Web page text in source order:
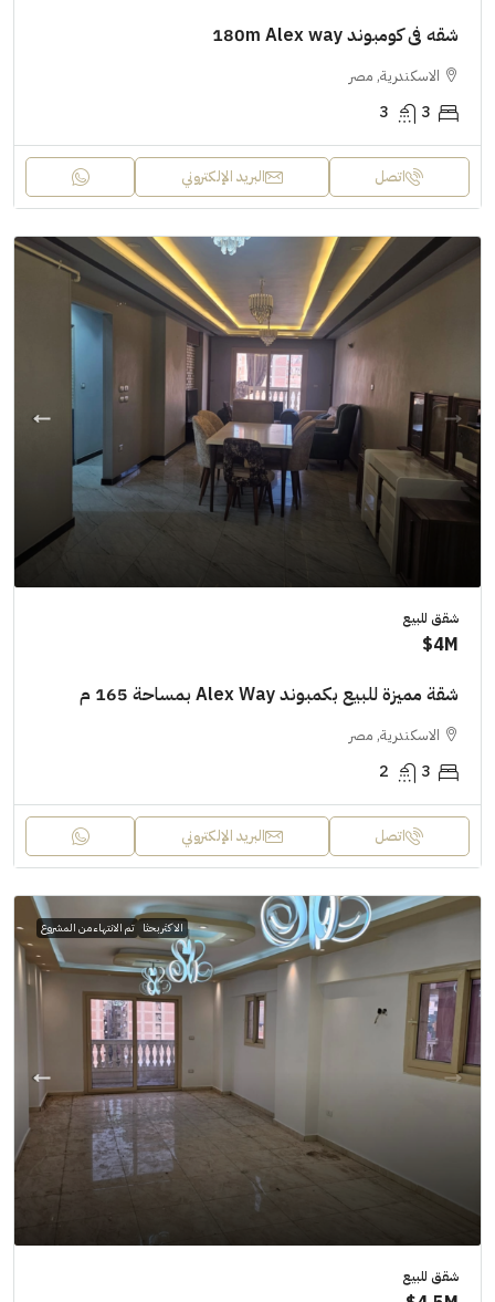
شقه فى كومبوند 180m Alex way
الاسكندرية, مصر
3
3
اتصل البريد الإلكتروني
شقق للبيع
4M$
شقة مميزة للبيع بكمبوند Alex Way بمساحة 165 م
الاسكندرية, مصر
3
2
اتصل البريد الإلكتروني
الاكثر بحثا تم الانتهاء من المشروع
شقق للبيع